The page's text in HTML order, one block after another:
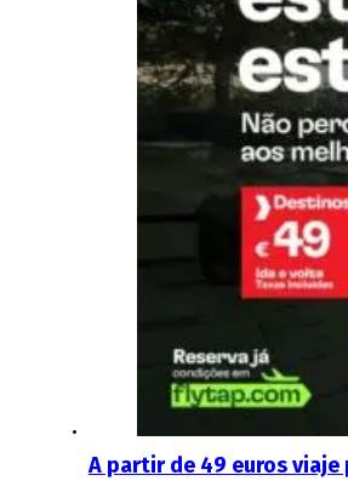
A partir de 49 euros viaje